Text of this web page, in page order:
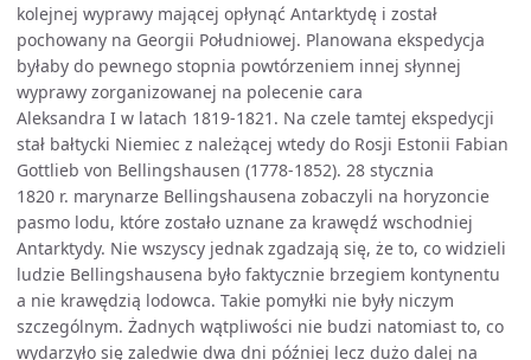
kolejnej wyprawy mającej opłynąć Antarktydę i został
pochowany na Georgii Południowej. Planowana ekspedycja
byłaby do pewnego stopnia powtórzeniem innej słynnej
wyprawy zorganizowanej na polecenie cara
Aleksandra I w latach 1819-1821. Na czele tamtej ekspedycji
stał bałtycki Niemiec z należącej wtedy do Rosji Estonii Fabian
Gottlieb von Bellingshausen (1778-1852). 28 stycznia
1820 r. marynarze Bellingshausena zobaczyli na horyzoncie
pasmo lodu, które zostało uznane za krawędź wschodniej
Antarktydy. Nie wszyscy jednak zgadzają się, że to, co widzieli
ludzie Bellingshausena było faktycznie brzegiem kontynentu
a nie krawędzią lodowca. Takie pomyłki nie były niczym
szczególnym. Żadnych wątpliwości nie budzi natomiast to, co
wydarzyło się zaledwie dwa dni później lecz dużo dalej na